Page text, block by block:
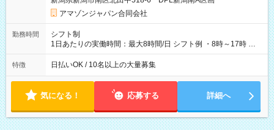
あり 試用期間の長さ：1週間 雇用形態、給与は本採用時と同じ
です。
アマゾンジャパン合同会社
勤務時間
シフト制
1日あたりの実働時間：最大8時間/日 シフト例 ・8時～17時 ・
12時～21時
特徴 日払いOK / 10名以上の大量募集
気になる！ 応募する 詳細へ